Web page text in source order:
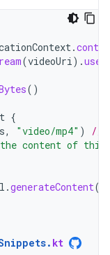
.
(videoUri ).use
()
{
, "video/mp4" )
//
the content of this
.generateContent(
. kt